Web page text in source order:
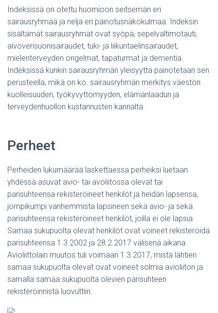
Indeksissä on otettu huomioon seitsemän eri
sairausryhmää ja neljä eri painotusnäkökulmaa. Indeksin
sisältämät sairausryhmät ovat syöpä, sepelvaltimotauti,
aivoverisuonisairaudet, tuki- ja liikuntaelinsairaudet,
mielenterveyden ongelmat, tapaturmat ja dementia.
Indeksissä kunkin sairausryhmän yleisyyttä painotetaan sen
perusteella, mikä on ko. sairausryhmän merkitys väestön
kuolleisuuden, työkyvyttömyyden, elämänlaadun ja
terveydenhuollon kustannusten kannalta.
Perheet
Perheiden lukumäärää laskettaessa perheiksi luetaan
yhdessä asuvat avio- tai avoliitossa olevat tai
parisuhteensa rekisteröineet henkilöt ja heidän lapsensa,
jompikumpi vanhemmista lapsineen sekä avio- ja sekä
parisuhteensa rekisteröineet henkilöt, joilla ei ole lapsia.
Samaa sukupuolta olevat henkilöt ovat voineet rekisteröidä
parisuhteensa 1.3.2002 ja 28.2.2017 välisenä aikana.
Avioliittolain muutos tuli voimaan 1.3.2017, mistä lähtien
samaa sukupuolta olevat ovat voineet solmia avioliiton ja
samalla samaa sukupuolta olevien parisuhteen
rekisteröinnistä luovuttiin.